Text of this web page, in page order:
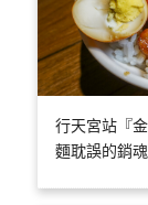
行天宮站『
麵耽誤的銷